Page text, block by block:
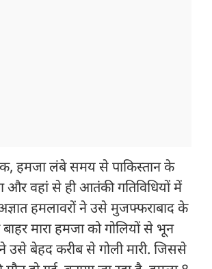
हमजा लंबे समय से पाकिस्तान के
और वहां से ही आतंकी गतिविधियों में
हमलावरों ने उसे मुजफ्फराबाद के
मारा हमजा को गोलियों से भून
ने उसे बेहद करीब से गोली मारी. जिससे